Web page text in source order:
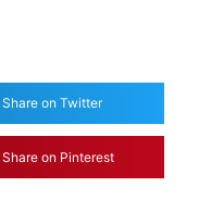
Share on Twitter
Share on Pinterest